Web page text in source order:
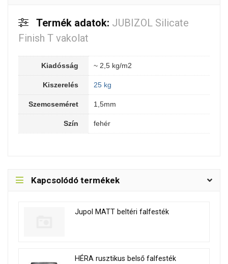
Termék adatok: JUBIZOL Silicate
Finish T vakolat
Kiadósság ~ 2,5 kg/m2
Kiszerelés 25 kg
Szemcseméret 1,5mm
Szín fehér
Kapcsolódó termékek
Jupol MATT beltéri falfesték
HÉRA rusztikus belső falfesték